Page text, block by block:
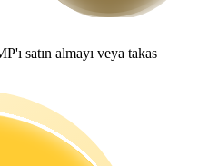
satın almayı veya takas